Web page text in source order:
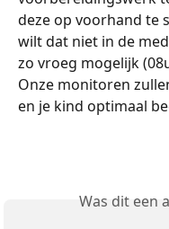
deze op voorhand te
wilt dat niet in de
zo vroeg mogelijk
Onze monitoren
en je kind optimaal
Was dit een